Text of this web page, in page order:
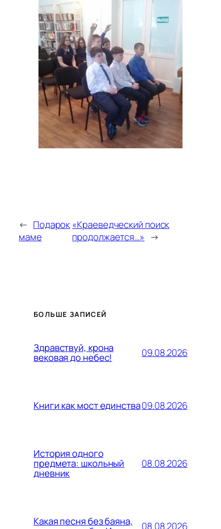
← Подарок
маме
«Краеведческий поиск
продолжается…» →
БОЛЬШЕ ЗАПИСЕЙ
Здравствуй, крона
вековая до небес! 09.08.2026
Книги как мост единства09.08.2026
История одного
предмета: школьный
дневник
08.08.2026
Какая песня без баяна, 08.08.2026